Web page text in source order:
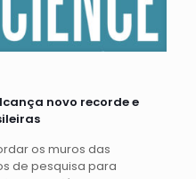
novo recorde e
os muros das
de pesquisa para